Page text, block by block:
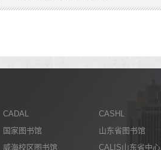
CADAL
CASHL
国家图书馆
山东省图书馆
威海校区图书馆 CALIS山东省中心